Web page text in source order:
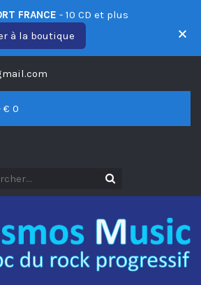
€ 0
FRANCE - 10 CD et plus
à la boutique